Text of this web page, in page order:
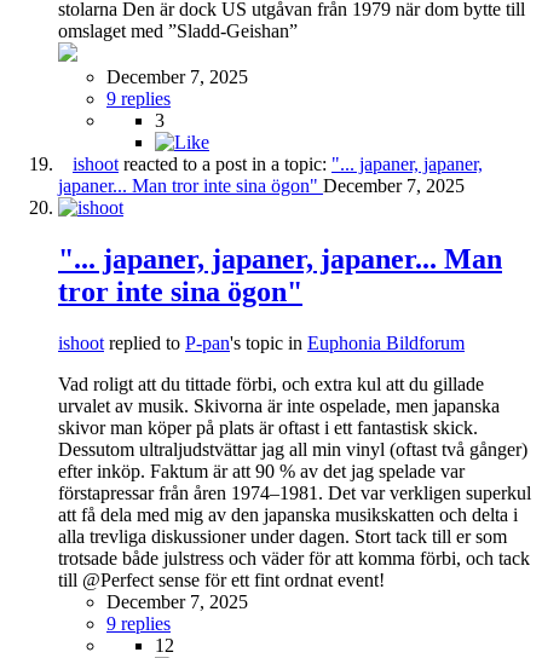
stolarna Den är dock US utgåvan från 1979 när dom bytte till
omslaget med ”Sladd-Geishan”
December 7, 2025
9 replies
3
ishootreacted to a post in a topic: "... japaner, japaner,
japaner... Man tror inte sina ögon" December 7, 2025
"... japaner, japaner, japaner... Man
tror inte sina ögon"
ishoot replied to P-pan's topic in Euphonia Bildforum
Vad roligt att du tittade förbi, och extra kul att du gillade
urvalet av musik. Skivorna är inte ospelade, men japanska
skivor man köper på plats är oftast i ett fantastisk skick.
Dessutom ultraljudstvättar jag all min vinyl (oftast två gånger)
efter inköp. Faktum är att 90 % av det jag spelade var
förstapressar från åren 1974–1981. Det var verkligen superkul
att få dela med mig av den japanska musikskatten och delta i
alla trevliga diskussioner under dagen. Stort tack till er som
trotsade både julstress och väder för att komma förbi, och tack
till @Perfect sense för ett fint ordnat event!
December 7, 2025
9 replies
12